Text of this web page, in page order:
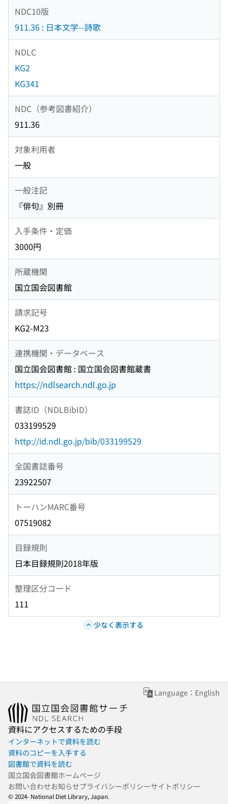
NDC10版
911.36 : 日本文学--詩歌
NDLC
KG2
KG341
NDC（参考図書紹介）
911.36
対象利用者
一般
一般注記
『俳句』別冊
入手条件・定価
3000円
所蔵機関
国立国会図書館
請求記号
KG2-M23
連携機関・データベース
国立国会図書館 : 国立国会図書館蔵書
https://ndlsearch.ndl.go.jp
書誌ID（NDLBibID）
033199529
http://id.ndl.go.jp/bib/033199529
全国書誌番号
23922507
トーハンMARC番号
07519082
目録規則
日本目録規則2018年版
整理区分コード
111
少なく表示する
Language：English
資料にアクセスするための手段
インターネットで資料を読む
資料のコピーを入手する
図書館で資料を読む
国立国会図書館ホームページ
お問い合わせお知らせプライバシーポリシーサイトポリシー
© 2024- National Diet Library, Japan.